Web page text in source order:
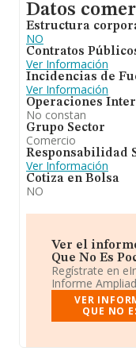
Datos
Estructura
NO
Contratos
Ver Información
Incidencias de
Ver Información
Operaciones
No constan
Grupo Sector
Comercio
Responsabilidad
Ver Información
Cotiza en Bolsa
NO
Ver el
Que No Es
Regístrate en
Informe
VER
QUE NO